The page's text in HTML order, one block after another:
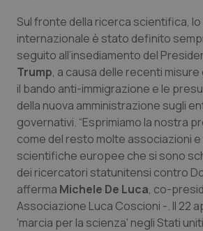
Provincia Autonoma di
Provincia Autonoma di
Puglia
Sardegna
Sicilia
Toscana
Infezioni & Febbre
Ipertensione & Scompenso
Malattie rare
Malattia di Crohn &
Neuroscienze & patologie
Obesità
Sul fronte della ricerca scientifica,
internazionale è stato definito
seguito all’insediamento del
Trump, a causa delle recenti
il bando anti-immigrazione e le
della nuova amministrazione sugli
governativi. “Esprimiamo la nostra
come del resto molte associazioni
scientifiche europee che si sono
dei ricercatori statunitensi contro
afferma Michele De Luca, co-
Associazione Luca Coscioni -. Il 22
'marcia per la scienza' negli Stati